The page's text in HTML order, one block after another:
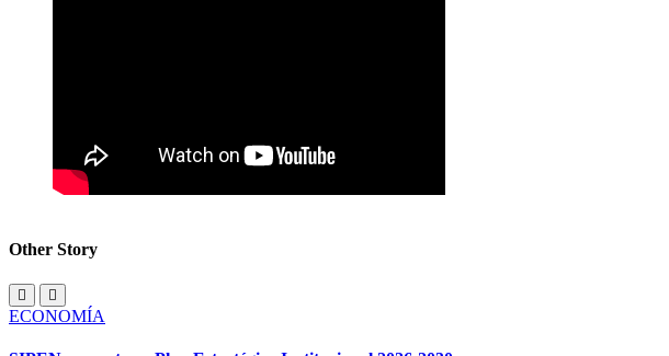
Other Story
ECONOMÍA